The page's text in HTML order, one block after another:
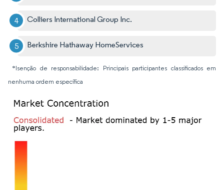
Colliers International Group Inc.
Berkshire Hathaway HomeServices
*Isenção de responsabilidade: Principais participantes classificados em
nenhuma ordem específica